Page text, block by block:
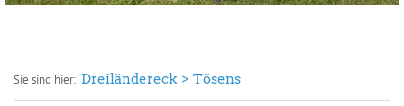
Sie sind hier: Dreiländereck Tösens